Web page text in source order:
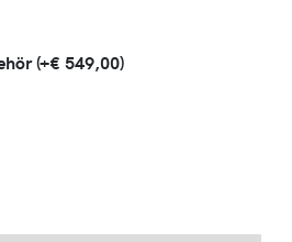
(+€ 549,00)